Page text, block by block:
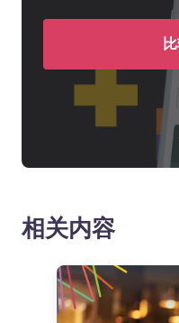
相关内容